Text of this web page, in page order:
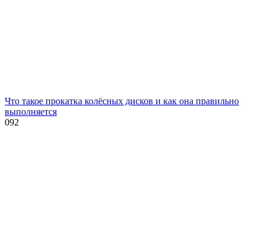
Что такое прокатка колёсных дисков и как она правильно
выполняется
092